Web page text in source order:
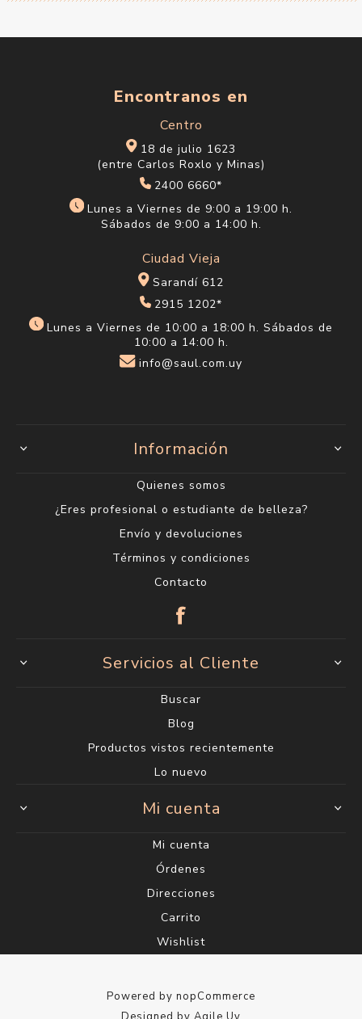
Encontranos en
Centro
18 de julio 1623
(entre Carlos Roxlo y Minas)
2400 6660*
Lunes a Viernes de 9:00 a 19:00 h.
Sábados de 9:00 a 14:00 h.
Ciudad Vieja
Sarandí 612
2915 1202*
Lunes a Viernes de 10:00 a 18:00 h. Sábados de
10:00 a 14:00 h.
info@saul.com.uy
Información
Quienes somos
¿Eres profesional o estudiante de belleza?
Envío y devoluciones
Términos y condiciones
Contacto
Servicios al Cliente
Buscar
Blog
Productos vistos recientemente
Lo nuevo
Mi cuenta
Mi cuenta
Órdenes
Direcciones
Carrito
Wishlist
Powered by nopCommerce